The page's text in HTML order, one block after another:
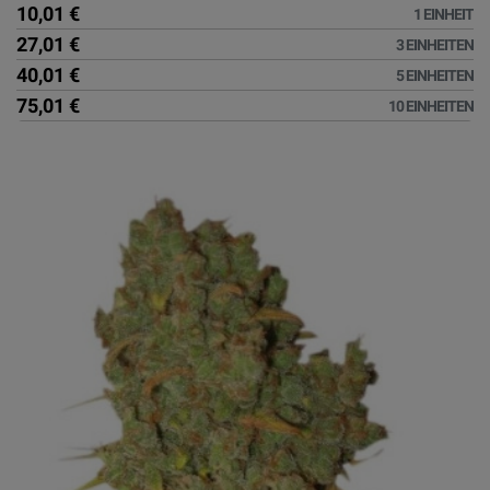
10,01 € 1 EINHEIT
27,01 € 3 EINHEITEN
40,01 € 5 EINHEITEN
75,01 € 10 EINHEITEN